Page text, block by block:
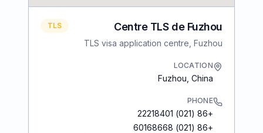
Centre TLS de Fuzhou
TLS visa application centre, Fuzhou
TLS
LOCATION
Fuzhou China
PHONE
+86 (021) 22218401
+86 (021) 60168668